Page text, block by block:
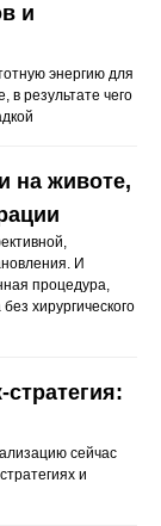
и
энергию для
в результате чего
на животе,
И
процедура,
хирургического
сейчас
и